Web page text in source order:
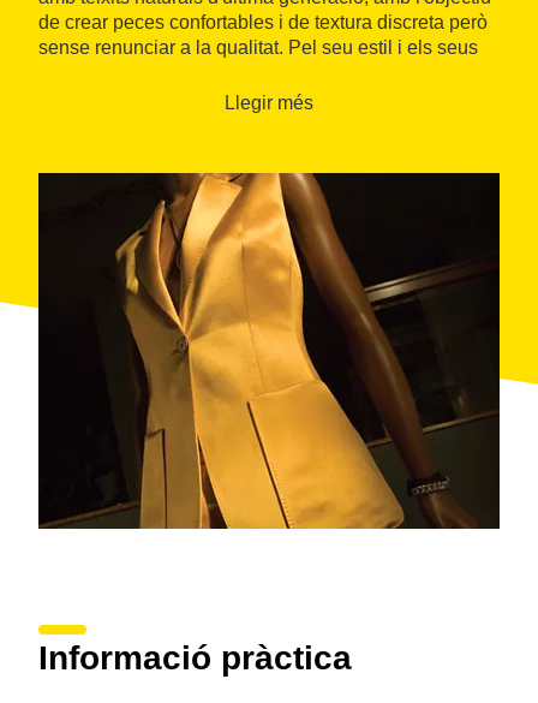
de crear peces confortables i de textura discreta però
sense renunciar a la qualitat. Pel seu estil i els seus
selecte i és menys econòmica que la resta de
Llegir més
Informació pràctica